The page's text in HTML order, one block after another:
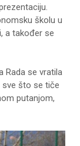
školu u
a također se
Rada se vratila
sve što se tiče
putanjom,